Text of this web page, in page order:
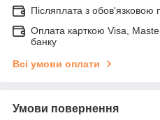
Післяплата з
Оплата карткою Visa,
банку
Всі умови оплати
Умови повернення